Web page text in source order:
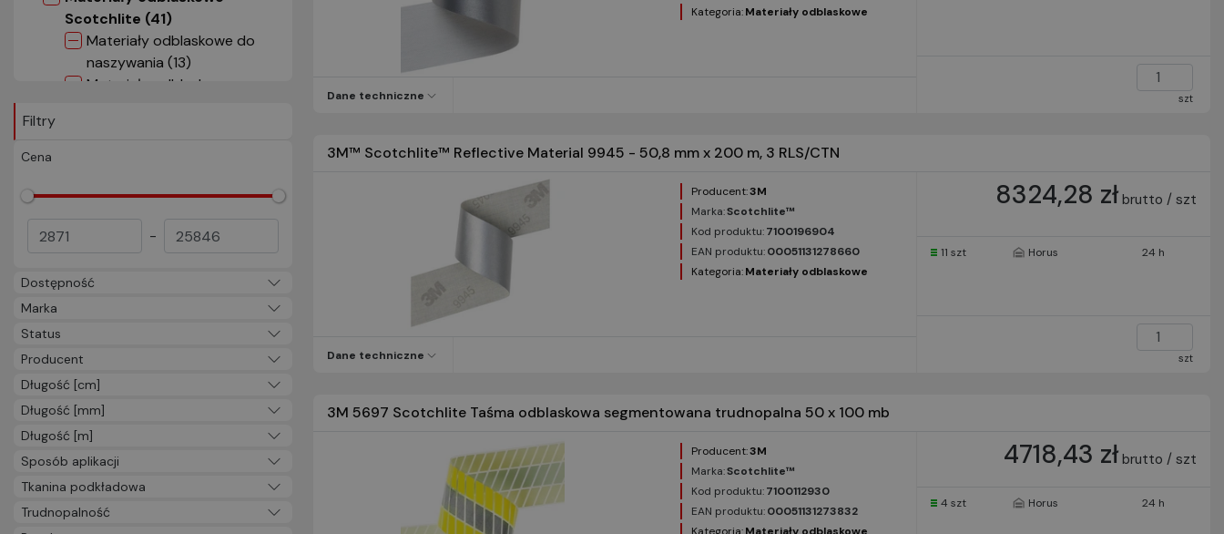
Scotchlite (41)
Materiały odblaskowe do
naszywania (13)
Materiały odblaskowe
(1)
Materiały odblaskowe
trudnopalne (9)
Wypustki (1)
Oznakowanie kontenerów
PRODUKTY BRADY (10243)
TAŚMY I KLEJE (570)
MATERIAŁY ŚCIERNE (768)
PRODUKTY ELEKTROTECHNICZNE
(47)
CZYSTOŚĆ I GRAFIKA (8)
Nieprzypisana (279)
PRODUKTY 3M (13770)
Filtry
Cena
-
Dostępność
Marka
Status
Producent
Długość [cm]
Długość [mm]
Długość [m]
Sposób aplikacji
Tkanina podkładowa
Trudnopalność
Kategoria:Materiały odblaskowe
Dane techniczne szt
3M™ Scotchlite™ Reflective Material 9945 - 50,8 mm x 200 m, 3 RLS/CTN
Producent:3M
Marka:Scotchlite™
Kod produktu:7100196904
EAN produktu:00051131278660
Kategoria:Materiały odblaskowe
Dane techniczne
8324,28 zł brutto / szt
11 szt Horus 24 h
szt
3M 5697 Scotchlite Taśma odblaskowa segmentowana trudnopalna 50 x 100 mb
Producent:3M
Marka:Scotchlite™
Kod produktu:7100112930
EAN produktu:00051131273832
4718,43 zł brutto / szt
4 szt Horus 24 h